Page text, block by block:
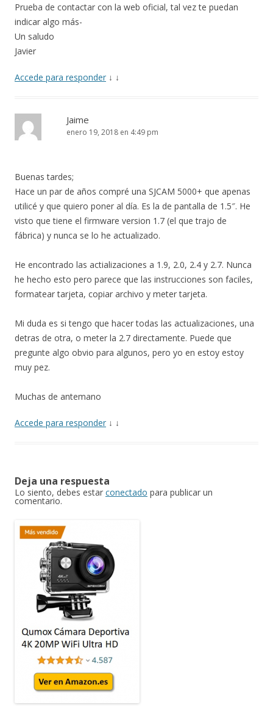
Prueba de contactar con la web oficial, tal vez te puedan
indicar algo más-
Un saludo
Javier
Accede para responder ↓ ↓
Jaime
enero 19, 2018 en 4:49 pm
Buenas tardes;
Hace un par de años compré una SJCAM 5000+ que apenas
utilicé y que quiero poner al día. Es la de pantalla de 1.5″. He
visto que tiene el firmware version 1.7 (el que trajo de
fábrica) y nunca se lo he actualizado.
He encontrado las actializaciones a 1.9, 2.0, 2.4 y 2.7. Nunca
he hecho esto pero parece que las instrucciones son faciles,
formatear tarjeta, copiar archivo y meter tarjeta.
Mi duda es si tengo que hacer todas las actualizaciones, una
detras de otra, o meter la 2.7 directamente. Puede que
pregunte algo obvio para algunos, pero yo en estoy estoy
muy pez.
Muchas de antemano
Accede para responder ↓ ↓
Deja una respuesta
Lo siento, debes estar conectado para publicar un
comentario.